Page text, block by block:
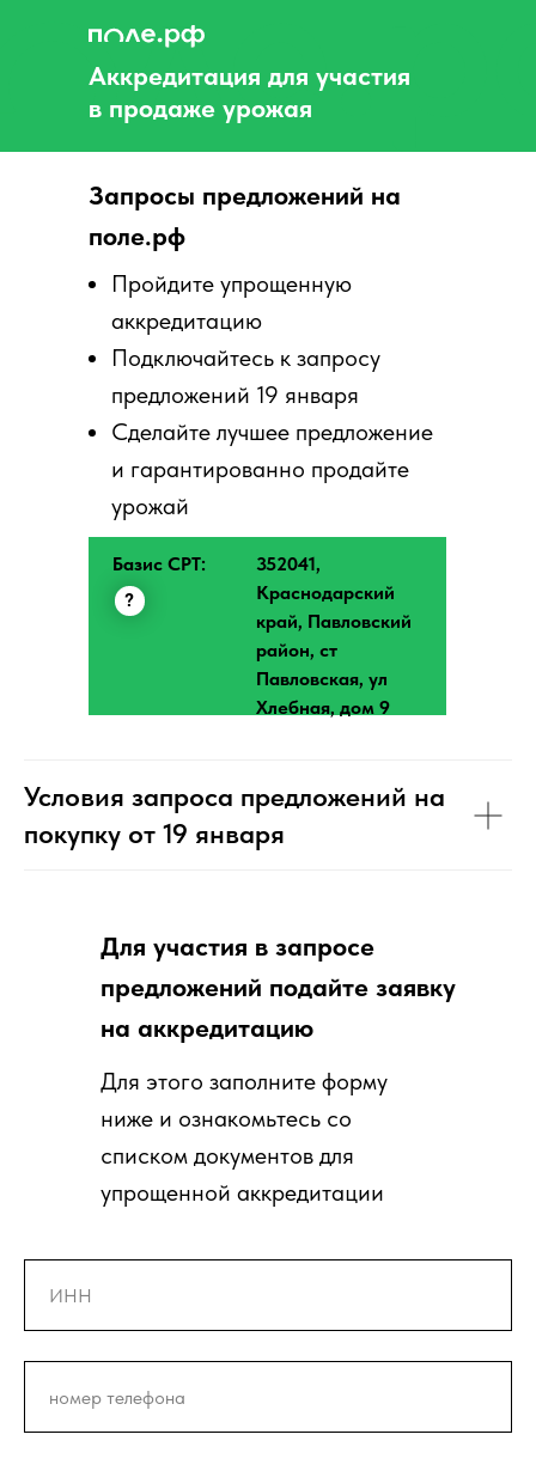
Аккредитация для участия
в продаже урожая
Запросы предложений на
поле.рф
Пройдите упрощенную
аккредитацию
Подключайтесь к запросу
предложений 19 января
Сделайте лучшее предложение
и гарантированно продайте
урожай
Базис CPT:
352041,
Краснодарский
край, Павловский
район, ст
Павловская, ул
Хлебная, дом 9
?
Условия запроса предложений на
покупку от 19 января
Для участия в запросе
предложений подайте заявку
на аккредитацию
Для этого заполните форму
ниже и ознакомьтесь со
списком документов для
упрощенной аккредитации